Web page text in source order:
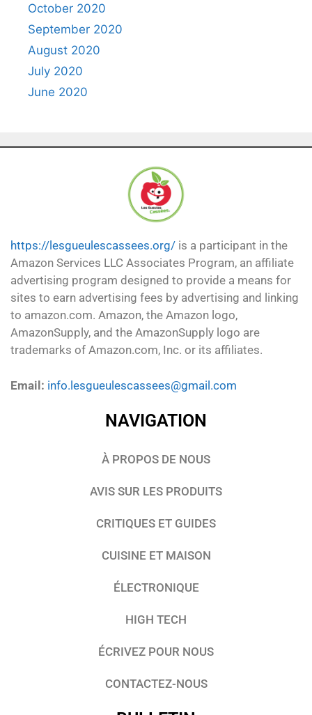
October 2020
September 2020
August 2020
July 2020
June 2020
https://lesgueulescassees.org/ is a participant in the
Amazon Services LLC Associates Program, an affiliate
advertising program designed to provide a means for
sites to earn advertising fees by advertising and linking
to amazon.com. Amazon, the Amazon logo,
AmazonSupply, and the AmazonSupply logo are
trademarks of Amazon.com, Inc. or its affiliates.
Email: info.lesgueulescassees@gmail.com
NAVIGATION
À PROPOS DE NOUS
AVIS SUR LES PRODUITS
CRITIQUES ET GUIDES
CUISINE ET MAISON
ÉLECTRONIQUE
HIGH TECH
ÉCRIVEZ POUR NOUS
CONTACTEZ-NOUS